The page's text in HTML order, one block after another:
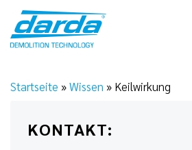
content
Startseite »Wissen » Keilwirkung
KONTAKT: